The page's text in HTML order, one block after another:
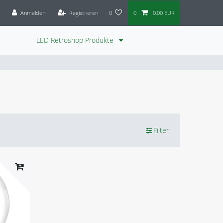
Anmelden Registrieren 0 0 0,00 EUR
LED Retroshop Produkte
Filter